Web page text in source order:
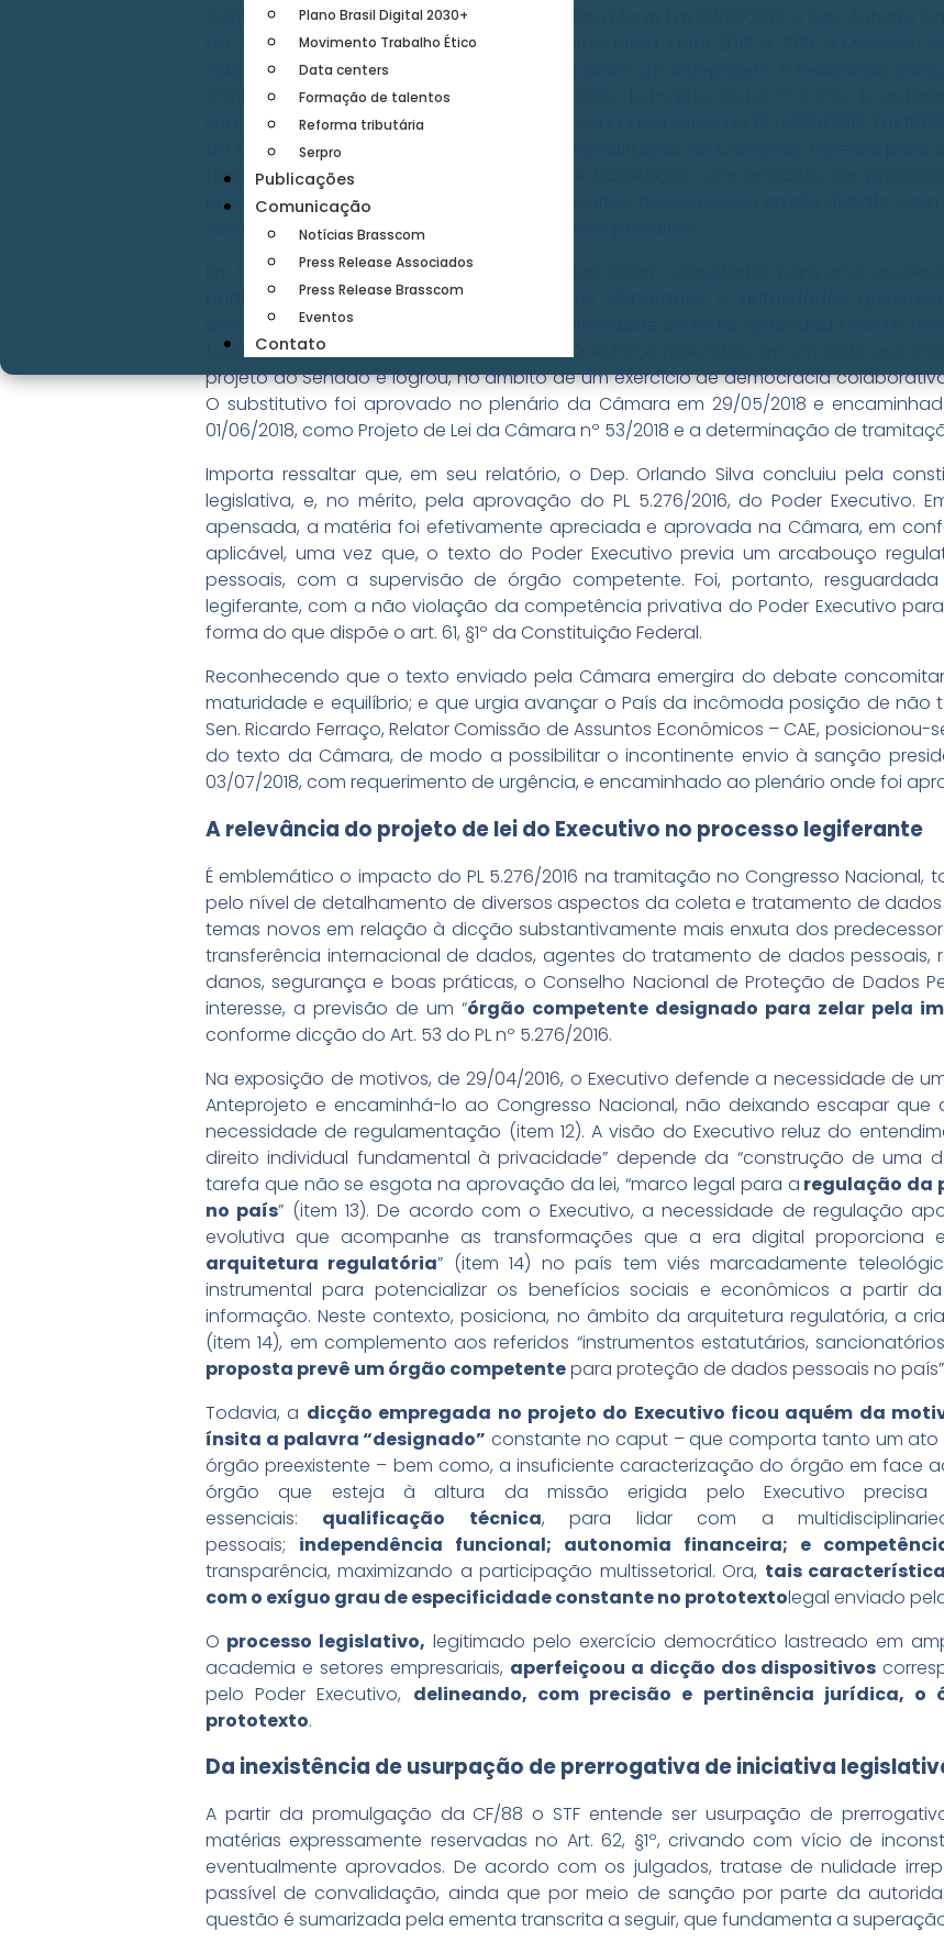
Plano Brasil Digital 2030+
Movimento Trabalho Ético
Data centers
Formação de talentos
Reforma tributária
Serpro
Publicações
Comunicação
Notícias Brasscom
Press Release Associados
Press Release Brasscom
Eventos
Contato
4.060, em 13/06/2012, de autoria do Dep. Milton Monti. Em 13/08/2013, o Sen. Antonio
do Senado nº 330, versando sobre o mesmo tema. Entre 2015 e 2016, o
sobre proteção de dados pessoais, publicando um Anteprojeto e realizando
envio à Camara do Deputados, em 13/05/2016, do Projeto de Lei nº 5.276, de
sob regime de tramitação prioritária, tendo sido apensado ao PL 4.060/2012. Em 18/
da Câmara dos Deputados, determina a constituição de Comissão Especial para
tendo como Relator o Dep. Orlando Silva. A tramitação concomitante das
propositura do PL 5.276/2016, do Poder Executivo, proporcionou amplo debate,
sociedade civil, da academia e dos setores empresariais.
Em 02/05/2018, representantes multissetoriais foram convidados para uma
participaram o Dep. Orlando Silva, outros deputados e autoridades
convergência de todos em torno da imperiosidade de se ter aprovada uma Lei
foram realizados mais quatro encontros. O esforço redundou em um texto que
projeto do Senado e logrou, no âmbito de um exercício de democracia
O substitutivo foi aprovado no plenário da Câmara em 29/05/2018 e
01/06/2018, como Projeto de Lei da Câmara nº 53/2018 e a determinação de
Importa ressaltar que, em seu relatório, o Dep. Orlando Silva concluiu pela
legislativa, e, no mérito, pela aprovação do PL 5.276/2016, do Poder Executivo.
apensada, a matéria foi efetivamente apreciada e aprovada na Câmara, em
aplicável, uma vez que, o texto do Poder Executivo previa um arcabouço
pessoais, com a supervisão de órgão competente. Foi, portanto,
legiferante, com a não violação da competência privativa do Poder Executivo
forma do que dispõe o art. 61, §1º da Constituição Federal.
Reconhecendo que o texto enviado pela Câmara emergira do debate
maturidade e equilíbrio; e que urgia avançar o País da incômoda posição de não
Sen. Ricardo Ferraço, Relator Comissão de Assuntos Econômicos – CAE,
do texto da Câmara, de modo a possibilitar o incontinente envio à sanção
03/07/2018, com requerimento de urgência, e encaminhado ao plenário onde foi
A relevância do projeto de lei do Executivo no processo legiferante
É emblemático o impacto do PL 5.276/2016 na tramitação no Congresso
pelo nível de detalhamento de diversos aspectos da coleta e tratamento de
temas novos em relação à dicção substantivamente mais enxuta dos
transferência internacional de dados, agentes do tratamento de dados pessoais,
danos, segurança e boas práticas, o Conselho Nacional de Proteção de Dados
interesse, a previsão de um “órgão competente designado para zelar pela
conforme dicção do Art. 53 do PL nº 5.276/2016.
Na exposição de motivos, de 29/04/2016, o Executivo defende a necessidade de
Anteprojeto e encaminhá-lo ao Congresso Nacional, não deixando escapar
necessidade de regulamentação (item 12). A visão do Executivo reluz do
direito individual fundamental à privacidade” depende da “construção de uma
tarefa que não se esgota na aprovação da lei, “marco legal para a regulação da
no país” (item 13). De acordo com o Executivo, a necessidade de regulação
evolutiva que acompanhe as transformações que a era digital proporciona
arquitetura regulatória” (item 14) no país tem viés marcadamente
instrumental para potencializar os benefícios sociais e econômicos a partir
informação. Neste contexto, posiciona, no âmbito da arquitetura regulatória, a
(item 14), em complemento aos referidos “instrumentos estatutários,
proposta prevê um órgão competentepara proteção de dados pessoais no país”
Todavia, a dicção empregada no projeto do Executivo ficou aquém da
ínsita a palavra “designado” constante no caput – que comporta tanto um
órgão preexistente – bem como, a insuficiente caracterização do órgão em face
órgão que esteja à altura da missão erigida pelo Executivo
essenciais: qualificação técnica, para lidar com a
pessoais; independência funcional; autonomia financeira; e
transparência, maximizando a participação multissetorial. Ora, tais
com o exíguo grau de especificidade constante no prototextolegal enviado
O processo legislativo, legitimado pelo exercício democrático lastreado em
academia e setores empresariais, aperfeiçoou a dicção dos dispositivos
pelo Poder Executivo, delineando, com precisão e pertinência jurídica, o
prototexto.
Da inexistência de usurpação de prerrogativa de iniciativa
A partir da promulgação da CF/88 o STF entende ser usurpação de
matérias expressamente reservadas no Art. 62, §1º, crivando com vício de
eventualmente aprovados. De acordo com os julgados, tratase de nulidade
passível de convalidação, ainda que por meio de sanção por parte da
questão é sumarizada pela ementa transcrita a seguir, que fundamenta a superação